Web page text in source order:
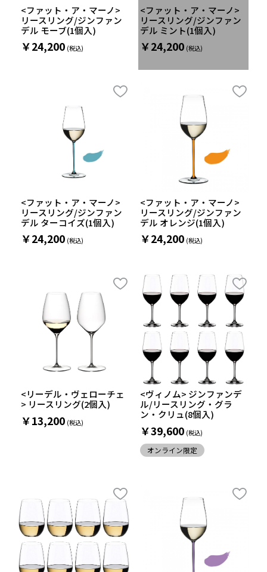
<ファット・ア・マーノ>
リースリング/ジンファン
デル モーブ(1個入)
￥24,200
<ファット・ア・マーノ>
リースリング/ジンファン
デル ミント(1個入)
￥24,200
<ファット・ア・マーノ>
リースリング/ジンファン
デル ターコイズ(1個入)
￥24,200
<ファット・ア・マーノ>
リースリング/ジンファン
デル オレンジ(1個入)
￥24,200
<リーデル・ヴェローチェ
> リースリング(2個入)
￥13,200
<ヴィノム> ジンファンデ
ル/リースリング・グラ
ン・クリュ(8個入)
￥39,600
オンライン限定